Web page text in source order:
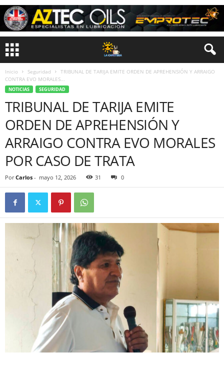
Inicio Seguridad
TRIBUNAL DE TARIJA EMITE ORDEN DE APREHENSIÓN Y ARRAIGO
CONTRA EVO MORALES...
NOTICIAS SEGURIDAD
TRIBUNAL DE TARIJA EMITE
ORDEN DE APREHENSIÓN Y
ARRAIGO CONTRA EVO MORALES
POR CASO DE TRATA
Por Carlos - mayo 12, 2026 31 0